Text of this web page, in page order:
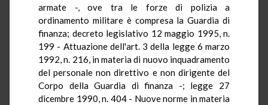
armate -, ove tra le forze di polizia a
ordinamento militare è compresa la Guardia di
finanza; decreto legislativo 12 maggio 1995, n.
199 - Attuazione dell'art. 3 della legge 6 marzo
1992, n. 216, in materia di nuovo inquadramento
del personale non direttivo e non dirigente del
Corpo della Guardia di finanza -; legge 27
dicembre 1990, n. 404 - Nuove norme in materia